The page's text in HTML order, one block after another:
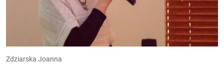
Zdziarska Joanna